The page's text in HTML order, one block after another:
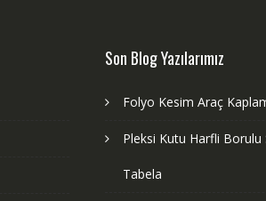
Son Blog Yazılarımız
Folyo Kesim Araç
Pleksi Kutu Harfli Borulu
Tabela